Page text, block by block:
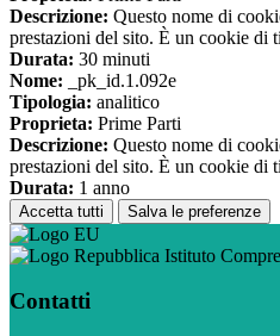
Descrizione: Questo nome di
prestazioni del sito. È un cookie di
Durata: 30 minuti
Nome: _pk_id.1.092e
Tipologia: analitico
Proprieta: Prime Parti
Descrizione: Questo nome di
prestazioni del sito. È un cookie di
Durata: 1 anno
Accetta tutti Salva le preferenze
Istituto
Contatti